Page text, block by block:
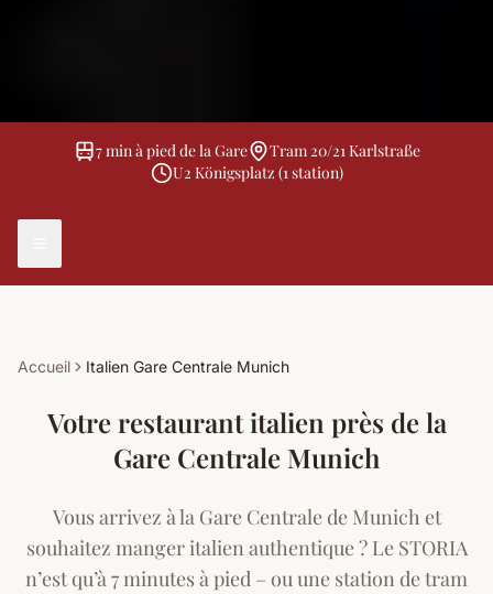
7 min à pied de la Gare
Tram 20/21 Karlstraße
U2 Königsplatz (1 station)
Accueil Italien Gare Centrale Munich
Votre restaurant italien près de la
Gare Centrale Munich
Vous arrivez à la Gare Centrale de Munich et
souhaitez manger italien authentique ? Le STORIA
n’est qu’à 7 minutes à pied – ou une station de tram